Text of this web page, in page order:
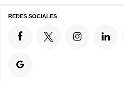
REDES SOCIALES